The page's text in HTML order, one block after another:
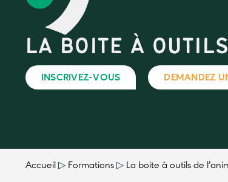
LA BOITE À
INSCRIVEZ-VOUS DEMANDEZ
Accueil ▷ Formations ▷ La boite à outils de